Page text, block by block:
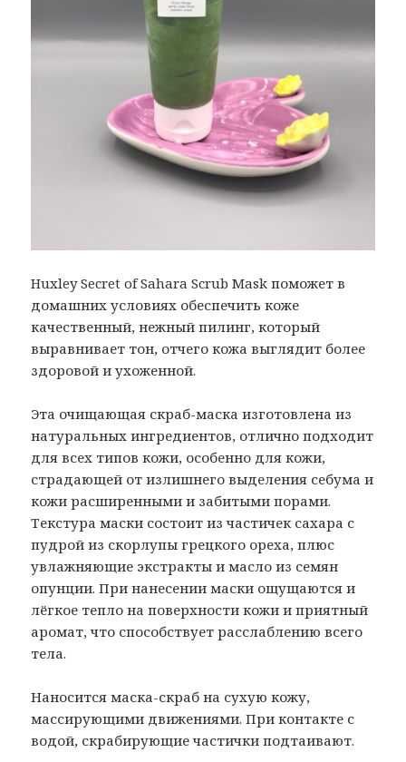
Huxley Secret of Sahara Scrub Mask поможет в
домашних условиях обеспечить коже
качественный, нежный пилинг, который
выравнивает тон, отчего кожа выглядит более
здоровой и ухоженной.
Эта очищающая скраб-маска изготовлена из
натуральных ингредиентов, отлично подходит
для всех типов кожи, особенно для кожи,
страдающей от излишнего выделения себума и
кожи расширенными и забитыми порами.
Текстура маски состоит из частичек сахара с
пудрой из скорлупы грецкого ореха, плюс
увлажняющие экстракты и масло из семян
опунции. При нанесении маски ощущаются и
лёгкое тепло на поверхности кожи и приятный
аромат, что способствует расслаблению всего
тела.
Наносится маска-скраб на сухую кожу,
массирующими движениями. При контакте с
водой, скрабирующие частички подтаивают.